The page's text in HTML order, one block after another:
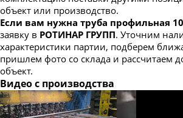
объект или производство.
Если вам нужна труба профильная
заявку в РОТИНАР ГРУПП. Уточним
характеристики партии, подберем
пришлем фото со склада и рассчитаем
объект.
Видео с производства